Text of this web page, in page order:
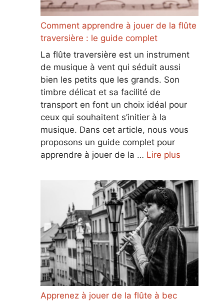
Comment apprendre à jouer de la flûte
traversière : le guide complet
La flûte traversière est un instrument
de musique à vent qui séduit aussi
bien les petits que les grands. Son
timbre délicat et sa facilité de
transport en font un choix idéal pour
ceux qui souhaitent s’initier à la
musique. Dans cet article, nous vous
proposons un guide complet pour
apprendre à jouer de la … Lire plus
Apprenez à jouer de la flûte à bec